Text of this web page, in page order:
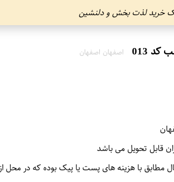
یک خرید لذت بخش و دلنشین
013 اصفهان اصفهان
قابل تحویل می باشد
مطابق با هزینه های پست یا پیک بوده که در محل